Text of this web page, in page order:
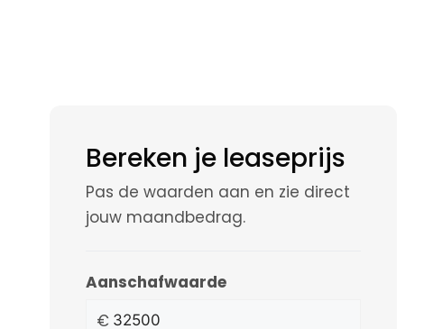
Bereken je leaseprijs
Pas de waarden aan en zie direct
jouw maandbedrag.
Aanschafwaarde
€